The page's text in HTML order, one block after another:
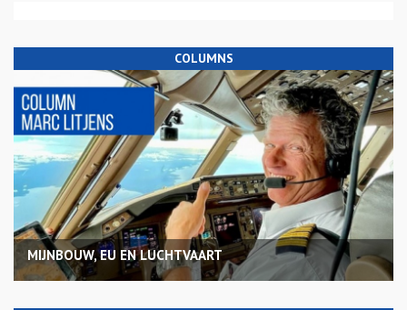
COLUMNS
MIJNBOUW, EU EN LUCHTVAART